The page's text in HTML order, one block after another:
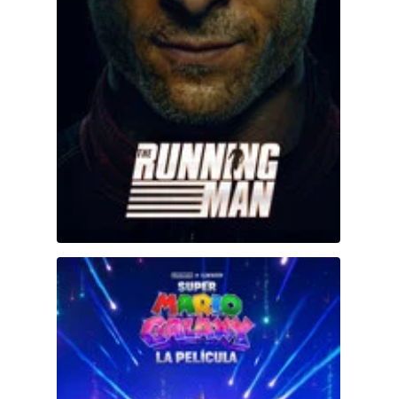
Super Mario Galaxy: La película